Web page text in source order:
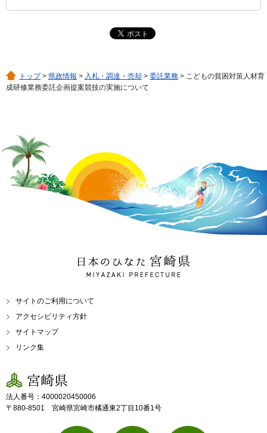
トップ> 県政情報 > 入札・調達・売却 > 委託業務 > こどもの貧困対策人材育
成研修業務委託企画提案競技の実施について
日本のひなた 宮崎県
MIYAZAKI PREFECTURE
サイトのご利用について
アクセシビリティ方針
サイトマップ
リンク集
宮崎県
法人番号：4000020450006
〒880-8501 宮崎県宮崎市橘通東2丁目10番1号